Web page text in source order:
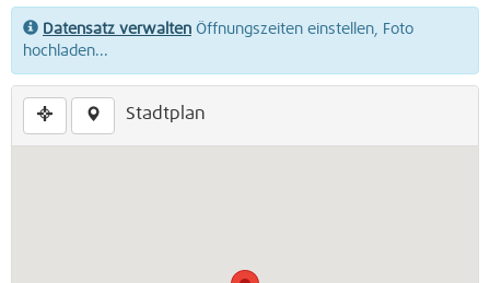
Datensatz verwalten Öffnungszeiten einstellen, Foto
hochladen...
Stadtplan